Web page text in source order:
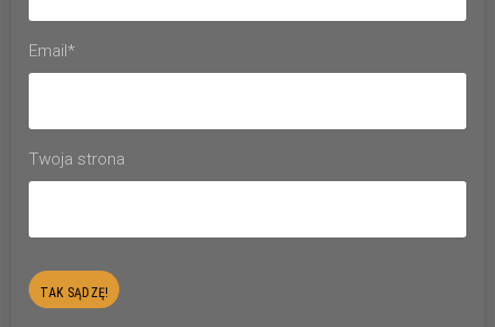
Email*
Twoja strona